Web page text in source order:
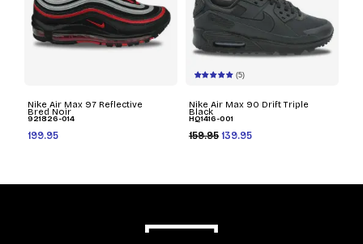
Nike Air Max 97 Reflective
Bred Noir
921826-014
199.95
(5)
Nike Air Max 90 Drift Triple
Black
HQ1416-001
159.95 139.95